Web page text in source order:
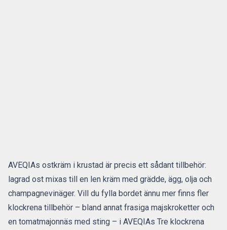
AVEQIAs ostkräm i krustad är precis ett sådant tillbehör:
lagrad ost mixas till en len kräm med grädde, ägg, olja och
champagnevinäger. Vill du fylla bordet ännu mer finns fler
klockrena tillbehör – bland annat frasiga majskroketter och
en tomatmajonnäs med sting – i AVEQIAs Tre klockrena